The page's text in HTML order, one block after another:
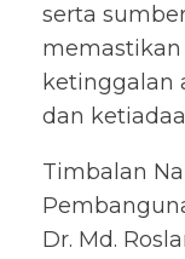
serta
ketinggalan
dan
Timbalan
Dr. Md.